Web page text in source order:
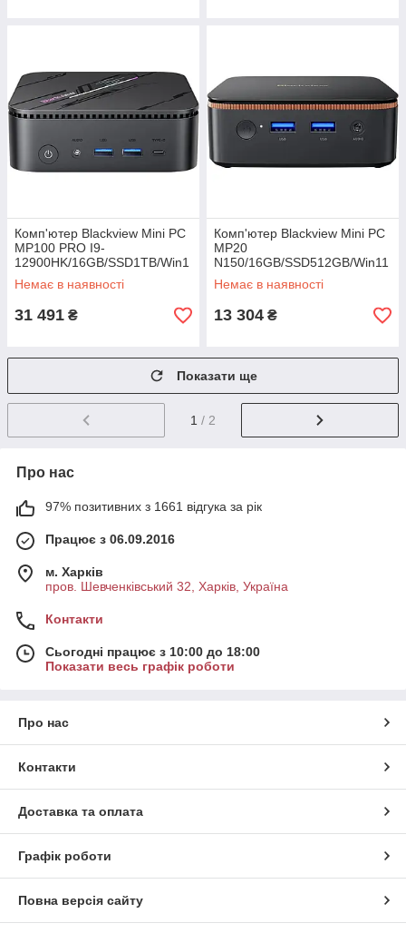
Комп'ютер Blackview Mini PC
MP100 PRO I9-
12900HK/16GB/SSD1TB/Win1
1Pro
Немає в наявності
31 491 ₴
Комп'ютер Blackview Mini PC
MP20
N150/16GB/SSD512GB/Win11
Pro
Немає в наявності
13 304 ₴
Показати ще
1 / 2
Про нас
97% позитивних з 1661 відгука за рік
Працює з 06.09.2016
м. Харків
пров. Шевченківський 32, Харків, Україна
Контакти
Сьогодні працює з 10:00 до 18:00
Показати весь графік роботи
Про нас
Контакти
Доставка та оплата
Графік роботи
Повна версія сайту